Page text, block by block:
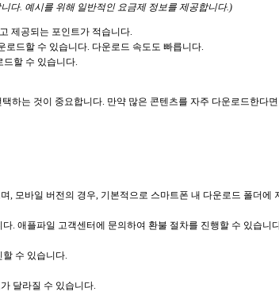
다. 예시를 위해 일반적인 요금제 정보를 제공합니다.)
제공되는 포인트가 적습니다.
드할 수 있습니다. 다운로드 속도도 빠릅니다.
드할 수 있습니다.
하는 것이 중요합니다. 만약 많은 콘텐츠를 자주 다운로드한
, 모바일 버전의 경우, 기본적으로 스마트폰 내 다운로드 폴더에
. 애플파일 고객센터에 문의하여 환불 절차를 진행할 수 있습니
수 있습니다.
달라질 수 있습니다.